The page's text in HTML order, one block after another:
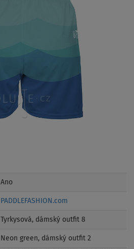
Ano
PADDLEFASHION.com
Tyrkysová, dámský outfit 8
Neon green, dámský outfit 2